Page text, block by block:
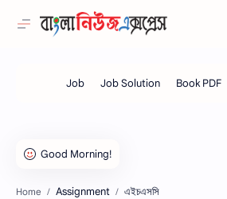
Home Assignment এইচএসসি